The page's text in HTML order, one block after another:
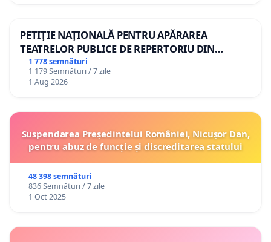
PETIȚIE NAȚIONALĂ PENTRU APĂRAREA
TEATRELOR PUBLICE DE REPERTORIU DIN
ROMÂNIA
1 778 semnături
1 179 Semnături / 7 zile
1 Aug 2026
Suspendarea Președintelui României, Nicușor Dan,
pentru abuz de funcție și discreditarea statului
48 398 semnături
836 Semnături / 7 zile
1 Oct 2025